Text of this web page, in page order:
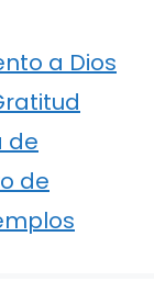
a Dios
de
de